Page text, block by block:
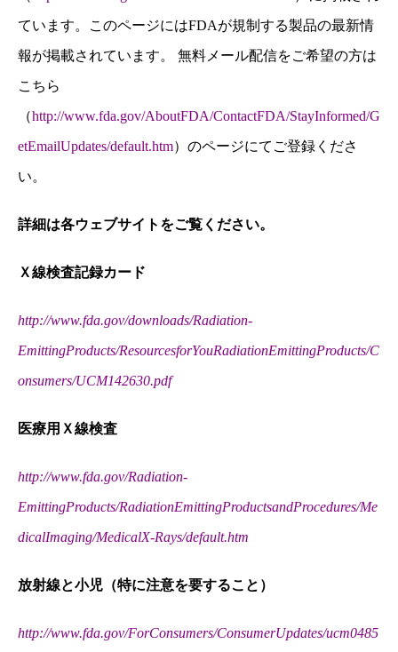
ています。このページにはFDAが規制する製品の最新情
報が掲載されています。 無料メール配信をご希望の方は
こちら
（http://www.fda.gov/AboutFDA/ContactFDA/StayInformed/G
etEmailUpdates/default.htm）のページにてご登録くださ
い。
詳細は各ウェブサイトをご覧ください。
Ｘ線検査記録カード
http://www.fda.gov/downloads/Radiation-
EmittingProducts/ResourcesforYouRadiationEmittingProducts/C
onsumers/UCM142630.pdf
医療用Ｘ線検査
http://www.fda.gov/Radiation-
EmittingProducts/RadiationEmittingProductsandProcedures/Me
dicalImaging/MedicalX-Rays/default.htm
放射線と小児（特に注意を要すること）
http://www.fda.gov/ForConsumers/ConsumerUpdates/ucm0485